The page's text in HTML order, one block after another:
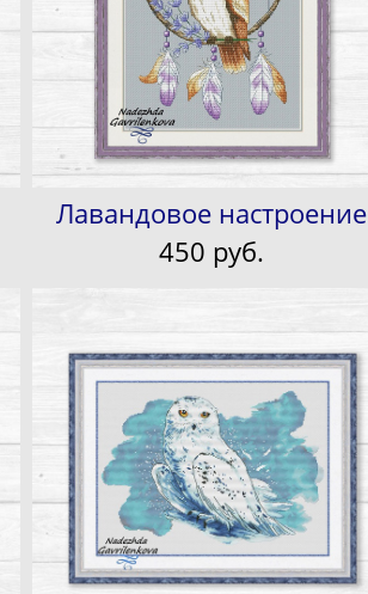
Лавандовое настроение
450 pуб.